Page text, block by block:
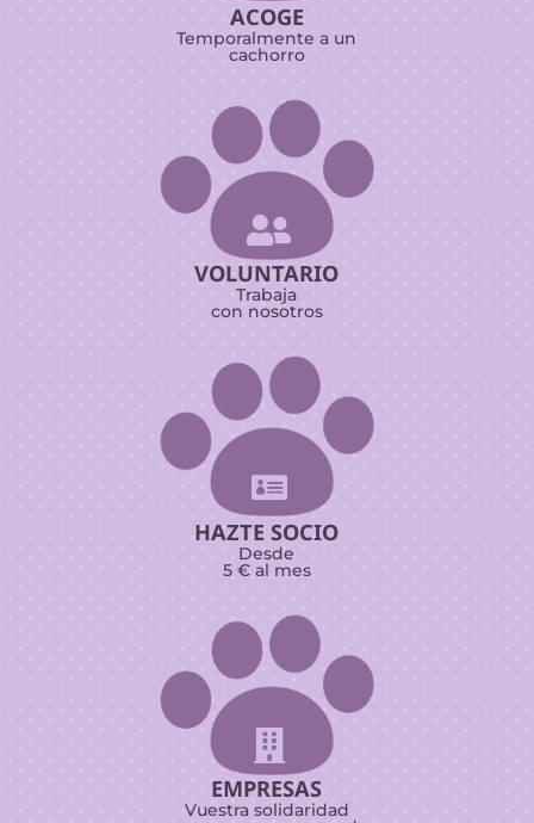
ACOGE
Temporalmente a un
cachorro

VOLUNTARIO
Trabaja
con nosotros

HAZTE SOCIO
Desde
5 € al mes

EMPRESAS
Vuestra solidaridad